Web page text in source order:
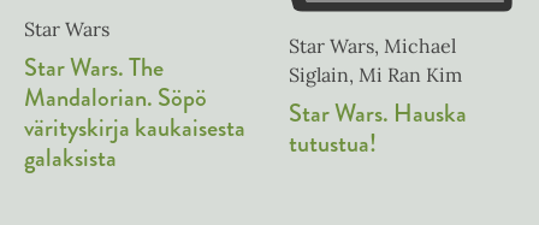
Star Wars
Star Wars. The
Mandalorian. Söpö
värityskirja kaukaisesta
galaksista
Star Wars, Michael
Siglain, Mi Ran Kim
Star Wars. Hauska
tutustua!